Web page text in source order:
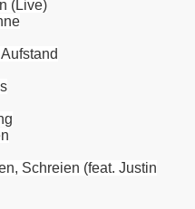
(Live)
Schreien (feat. Justin